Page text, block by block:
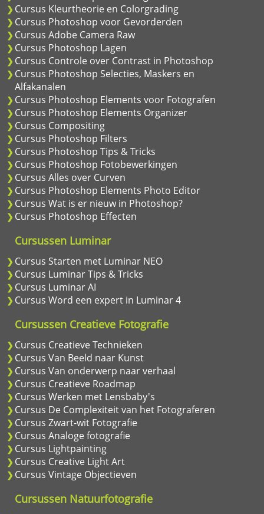
Cursus Kleurtheorie en Colorgrading
Cursus Photoshop voor Gevorderden
Cursus Adobe Camera Raw
Cursus Photoshop Lagen
Cursus Controle over Contrast in Photoshop
Cursus Photoshop Selecties, Maskers en
Alfakanalen
Cursus Photoshop Elements voor Fotografen
Cursus Photoshop Elements Organizer
Cursus Compositing
Cursus Photoshop Filters
Cursus Photoshop Tips & Tricks
Cursus Photoshop Fotobewerkingen
Cursus Alles over Curven
Cursus Photoshop Elements Photo Editor
Cursus Wat is er nieuw in Photoshop?
Cursus Photoshop Effecten
Cursussen Luminar
Cursus Starten met Luminar NEO
Cursus Luminar Tips & Tricks
Cursus Luminar AI
Cursus Word een expert in Luminar 4
Cursussen Creatieve Fotografie
Cursus Creatieve Technieken
Cursus Van Beeld naar Kunst
Cursus Van onderwerp naar verhaal
Cursus Creatieve Roadmap
Cursus Werken met Lensbaby's
Cursus De Complexiteit van het Fotograferen
Cursus Zwart-wit Fotografie
Cursus Analoge fotografie
Cursus Lightpainting
Cursus Creative Light Art
Cursus Vintage Objectieven
Cursussen Natuurfotografie